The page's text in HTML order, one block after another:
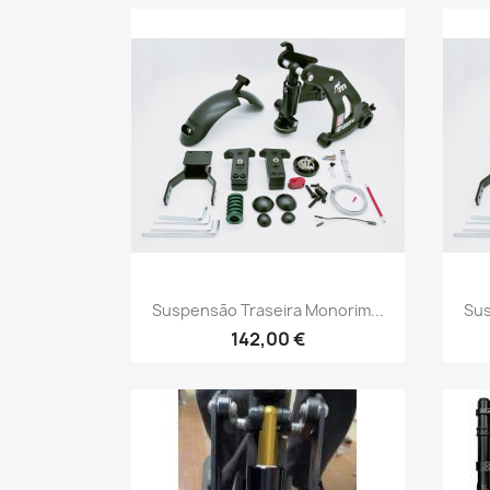
Vista rápida
Suspensão Traseira Monorim...
142,00 €